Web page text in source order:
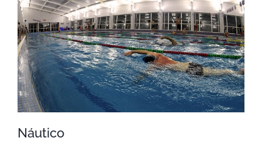
Náutico